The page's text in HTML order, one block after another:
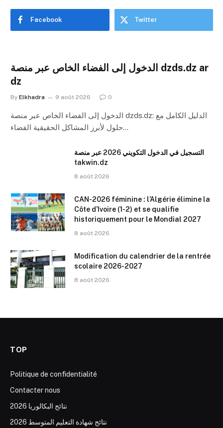
Facebook Twitter
الدخول إلى الفضاء الخاص عبر منصة dzds.dz ar
dz
By Elkhadra 9 août 2026 0
الدخول إلى الفضاء الخاص عبر منصة dzds.dz: الدليل الكامل مع
حلول لأبرز المشاكل الحقيقية الفضاء…
التسجيل في الدخول التكويني 2026 عبر منصة
takwin.dz
8 août 2026
CAN-2026 féminine : l’Algérie élimine la
Côte d’Ivoire (1-2) et se qualifie
historiquement pour le Mondial 2027
8 août 2026
Modification du calendrier de la rentrée
scolaire 2026-2027
8 août 2026
TOP
Politique de confidentialité
Contacter nous
نتائج البكالوريا 2026
نتائج شهادة التعليم المتوسط 2026